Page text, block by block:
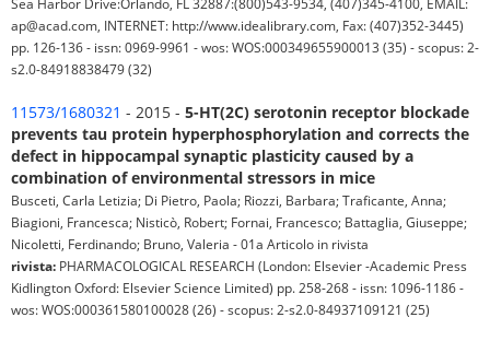
Sea Harbor Drive:Orlando, FL 32887:(800)543-9534, (407)345-4100, EMAIL:
ap@acad.com, INTERNET: http://www.idealibrary.com, Fax: (407)352-3445)
pp. 126-136 - issn: 0969-9961 - wos: WOS:000349655900013 (35) - scopus: 2-
s2.0-84918838479 (32)
11573/1680321 - 2015 - 5-HT(2C) serotonin receptor blockade
prevents tau protein hyperphosphorylation and corrects the
defect in hippocampal synaptic plasticity caused by a
combination of environmental stressors in mice
Busceti, Carla Letizia; Di Pietro, Paola; Riozzi, Barbara; Traficante, Anna;
Biagioni, Francesca; Nisticò, Robert; Fornai, Francesco; Battaglia, Giuseppe;
Nicoletti, Ferdinando; Bruno, Valeria - 01a Articolo in rivista
rivista: PHARMACOLOGICAL RESEARCH (London: Elsevier -Academic Press
Kidlington Oxford: Elsevier Science Limited) pp. 258-268 - issn: 1096-1186 -
wos: WOS:000361580100028 (26) - scopus: 2-s2.0-84937109121 (25)